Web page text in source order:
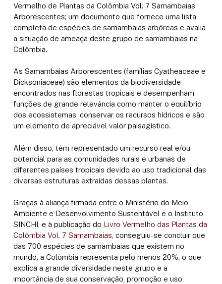
Vermelho de Plantas da Colômbia Vol. 7 Samambaias
Arborescentes; um documento que fornece uma lista
completa de espécies de samambaias arbóreas e avalia
a situação de ameaça deste grupo de samambaias na
Colômbia.
As Samambaias Arborescentes (famílias Cyatheaceae e
Dicksoniaceae) são elementos da biodiversidade
encontrados nas florestas tropicais e desempenham
funções de grande relevância como manter o equilíbrio
dos ecossistemas, conservar os recursos hídricos e são
um elemento de apreciável valor paisagístico.
Além disso, têm representado um recurso real e/ou
potencial para as comunidades rurais e urbanas de
diferentes países tropicais devido ao uso tradicional das
diversas estruturas extraídas dessas plantas.
Graças à aliança firmada entre o Ministério do Meio
Ambiente e Desenvolvimento Sustentável e o Instituto
SINCHI, e à publicação do Livro Vermelho das Plantas da
Colômbia Vol. 7 Samambaias , conseguiu-se concluir que
das 700 espécies de samambaias que existem no
mundo, a Colômbia representa pelo menos 20%, o que
explica a grande diversidade neste grupo e a
importância de sua conservação, promoção e uso